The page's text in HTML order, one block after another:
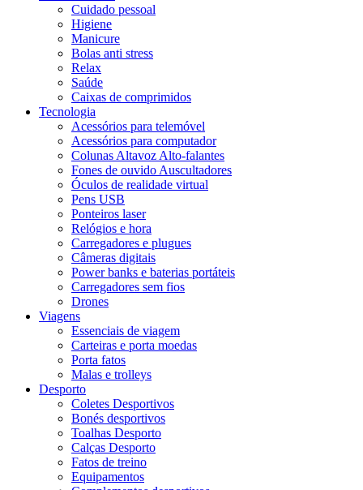
Cuidado pessoal
Higiene
Manicure
Bolas anti stress
Relax
Saúde
Caixas de comprimidos
Tecnologia
Acessórios para telemóvel
Acessórios para computador
Colunas Altavoz Alto-falantes
Fones de ouvido Auscultadores
Óculos de realidade virtual
Pens USB
Ponteiros laser
Relógios e hora
Carregadores e plugues
Câmeras digitais
Power banks e baterias portáteis
Carregadores sem fios
Drones
Viagens
Essenciais de viagem
Carteiras e porta moedas
Porta fatos
Malas e trolleys
Desporto
Coletes Desportivos
Bonés desportivos
Toalhas Desporto
Calças Desporto
Fatos de treino
Equipamentos